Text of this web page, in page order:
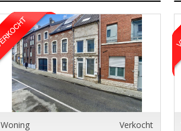
Woning Verkocht